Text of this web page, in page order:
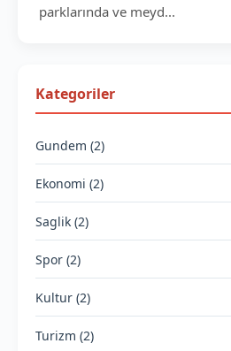
parklarında ve meyd...
Kategoriler
Gundem (2)
Ekonomi (2)
Saglik (2)
Spor (2)
Kultur (2)
Turizm (2)